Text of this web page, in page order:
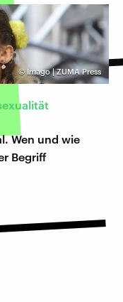
©Imago | ZUMA Press
Wen und wie
Begriff